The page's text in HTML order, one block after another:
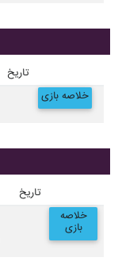
تاریخ
خلاصه بازی
تاریخ
خلاصه
بازی